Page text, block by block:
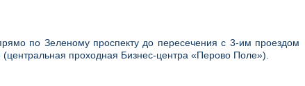
по Зеленому проспекту до пересечения с 3-им проездом
проходная Бизнес-центра «Перово Поле»).